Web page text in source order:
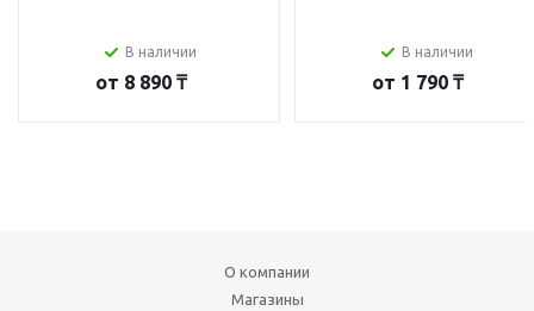
В наличии
от 8 890 ₸
В наличии
от 1 790 ₸
О компании
Магазины